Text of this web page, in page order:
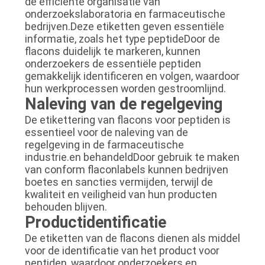
onderzoekslaboratoria en farmaceutische
bedrijven.Deze etiketten geven essentiële
informatie, zoals het type peptideDoor de
flacons duidelijk te markeren, kunnen
onderzoekers de essentiële peptiden
gemakkelijk identificeren en volgen, waardoor
hun werkprocessen worden gestroomlijnd.
Naleving van de regelgeving
De etikettering van flacons voor peptiden is
essentieel voor de naleving van de
regelgeving in de farmaceutische
industrie.en behandeldDoor gebruik te maken
van conform flaconlabels kunnen bedrijven
boetes en sancties vermijden, terwijl de
kwaliteit en veiligheid van hun producten
behouden blijven.
Productidentificatie
De etiketten van de flacons dienen als middel
voor de identificatie van het product voor